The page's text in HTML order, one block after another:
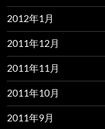
2012年1月
2011年12月
2011年11月
2011年10月
2011年9月